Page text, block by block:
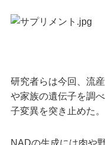
研究者らは今回、流
や家族の遺伝子を調
子変異を突き止めた。